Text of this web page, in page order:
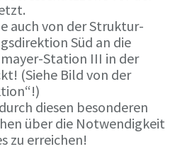
auch von der Struktur-
Süd an die
Station III in der
(Siehe Bild von der
diesen besonderen
über die Notwendigkeit
zu erreichen!